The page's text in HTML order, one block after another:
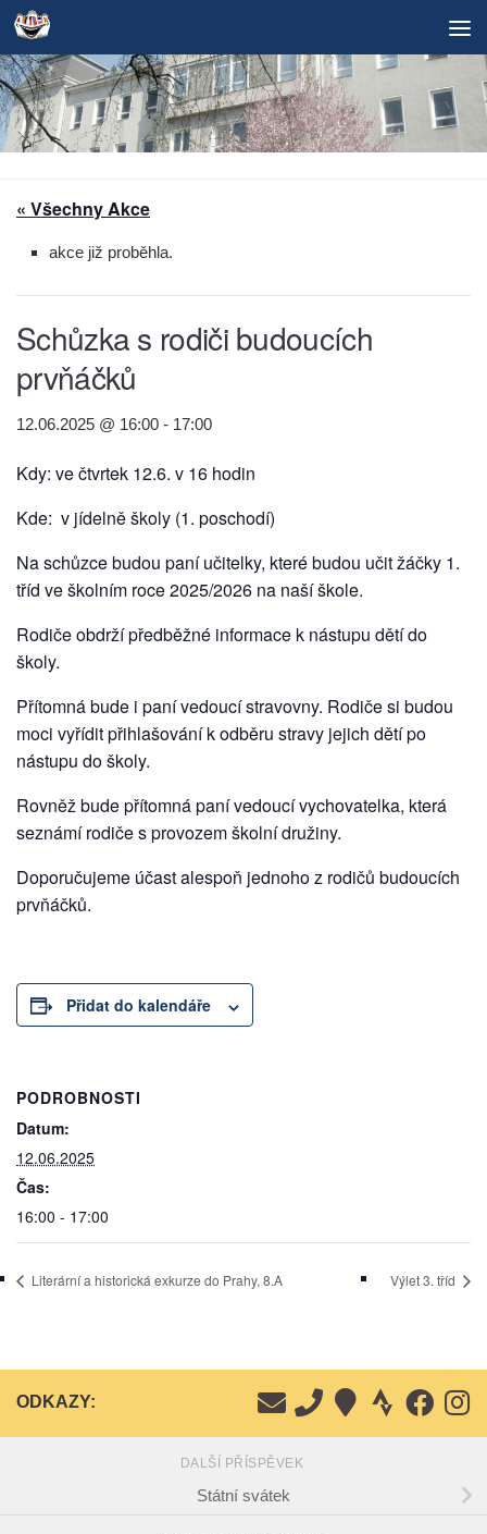
Skip to content
« Všechny Akce
akce již proběhla.
Schůzka s rodiči budoucích
prvňáčků
12.06.2025 @ 16:00 - 17:00
Kdy: ve čtvrtek 12.6. v 16 hodin
Kde: v jídelně školy (1. poschodí)
Na schůzce budou paní učitelky, které budou učit žáčky 1.
tříd ve školním roce 2025/2026 na naší škole.
Rodiče obdrží předběžné informace k nástupu dětí do
školy.
Přítomná bude i paní vedoucí stravovny. Rodiče si budou
moci vyřídit přihlašování k odběru stravy jejich dětí po
nástupu do školy.
Rovněž bude přítomná paní vedoucí vychovatelka, která
seznámí rodiče s provozem školní družiny.
Doporučujeme účast alespoň jednoho z rodičů budoucích
prvňáčků.
Přidat do kalendáře
PODROBNOSTI
Datum:
12.06.2025
Čas:
16:00 - 17:00
Literární a historická exkurze do Prahy, 8.A Výlet 3. tříd
ODKAZY:
DALŠÍ PŘÍSPĚVEK
Státní svátek